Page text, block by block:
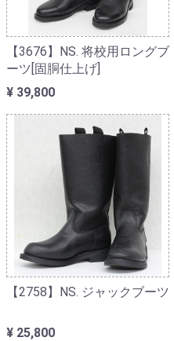
【3676】NS. 将校用ロングブ
ーツ[固胴仕上げ]
¥ 39,800
【2758】NS. ジャックブーツ
¥ 25,800